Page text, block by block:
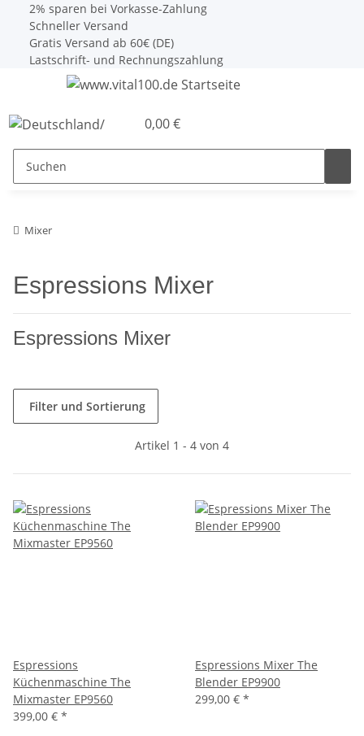
2% sparen bei Vorkasse-Zahlung
Schneller Versand
Gratis Versand ab 60€ (DE)
Lastschrift- und Rechnungszahlung
0,00 €
Mixer
Espressions Mixer
Espressions Mixer
Filter und Sortierung
Artikel 1 - 4 von 4
Espressions
Küchenmaschine The
Mixmaster EP9560
399,00 € *
Espressions Mixer The
Blender EP9900
299,00 € *